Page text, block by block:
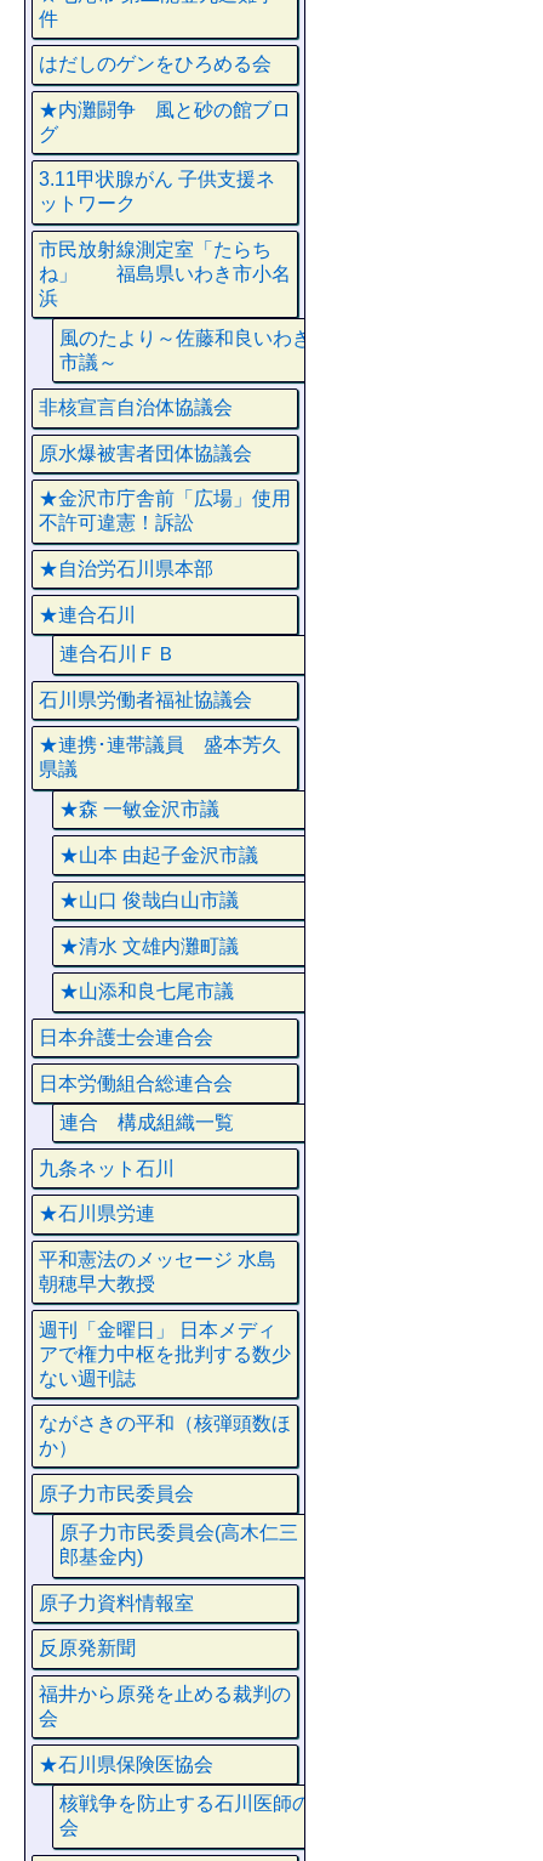
件
はだしのゲンをひろめる会
★内灘闘争 風と砂の館ブロ
グ
3.11甲状腺がん 子供支援ネ
ットワーク
市民放射線測定室「たらち
ね」 福島県いわき市小名
浜
風のたより～佐藤和良いわき
市議～
非核宣言自治体協議会
原水爆被害者団体協議会
★金沢市庁舎前「広場」使用
不許可違憲！訴訟
★自治労石川県本部
★連合石川
連合石川ＦＢ
石川県労働者福祉協議会
★連携･連帯議員 盛本芳久
県議
★森 一敏金沢市議
★山本 由起子金沢市議
★山口 俊哉白山市議
★清水 文雄内灘町議
★山添和良七尾市議
日本弁護士会連合会
日本労働組合総連合会
連合 構成組織一覧
九条ネット石川
★石川県労連
平和憲法のメッセージ 水島
朝穂早大教授
週刊「金曜日」 日本メディ
アで権力中枢を批判する数少
ない週刊誌
ながさきの平和（核弾頭数ほ
か）
原子力市民委員会
原子力市民委員会(高木仁三
郎基金内)
原子力資料情報室
反原発新聞
福井から原発を止める裁判の
会
★石川県保険医協会
核戦争を防止する石川医師の
会